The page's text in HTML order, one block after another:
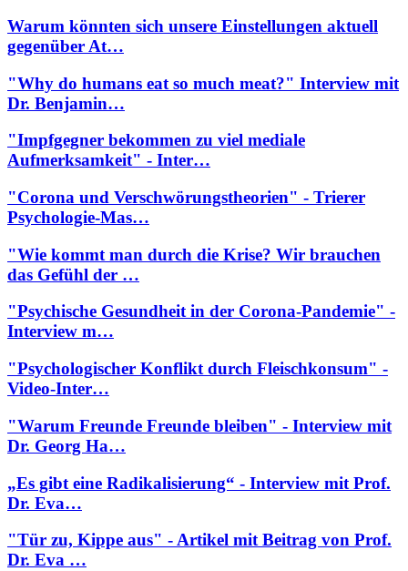
Warum könnten sich unsere Einstellungen aktuell
gegenüber At…
"Why do humans eat so much meat?" Interview mit
Dr. Benjamin…
"Impfgegner bekommen zu viel mediale
Aufmerksamkeit" - Inter…
"Corona und Verschwörungstheorien" - Trierer
Psychologie-Mas…
"Wie kommt man durch die Krise? Wir brauchen
das Gefühl der …
"Psychische Gesundheit in der Corona-Pandemie" -
Interview m…
"Psychologischer Konflikt durch Fleischkonsum" -
Video-Inter…
"Warum Freunde Freunde bleiben" - Interview mit
Dr. Georg Ha…
„Es gibt eine Radikalisierung“ - Interview mit Prof.
Dr. Eva…
"Tür zu, Kippe aus" - Artikel mit Beitrag von Prof.
Dr. Eva …